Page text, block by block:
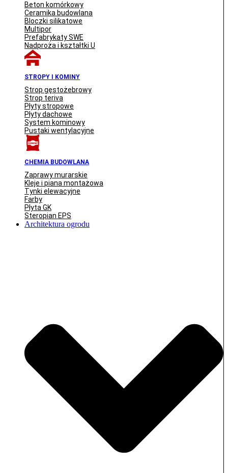
Beton komórkowy
Ceramika budowlana
Bloczki silikatowe
Multipor
Prefabrykaty SWE
Nadproża i kształtki U
STROPY I KOMINY
Strop gęstożebrowy
Strop teriva
Płyty stropowe
Płyty dachowe
System kominowy
Pustaki wentylacyjne
CHEMIA BUDOWLANA
Zaprawy murarskie
Kleje i piana montażowa
Tynki elewacyjne
Farby
Płyta GK
Steropian EPS
Architektura ogrodu